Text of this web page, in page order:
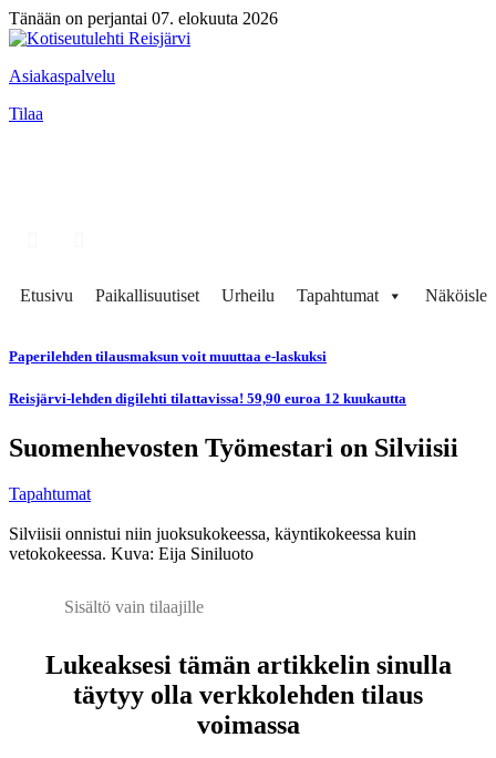
Tänään on perjantai 07. elokuuta 2026
Asiakaspalvelu
Tilaa
Etusivu Paikallisuutiset Urheilu Tapahtumat
Paperilehden tilausmaksun voit muuttaa e-laskuksi
Reisjärvi-lehden digilehti tilattavissa! 59,90 euroa 12 kuukautta
Suomenhevosten Työmestari on Silviisii
Tapahtumat
Silviisii onnistui niin juoksukokeessa, käyntikokeessa kuin
vetokokeessa. Kuva: Eija Siniluoto
Sisältö vain tilaajille
Lukeaksesi tämän artikkelin sinulla
täytyy olla verkkolehden tilaus
voimassa